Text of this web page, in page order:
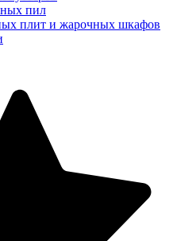
пил
плит и жарочных шкафов